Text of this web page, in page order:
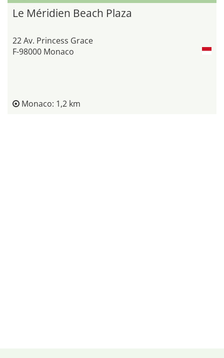
Le Méridien Beach Plaza
22 Av. Princess Grace
F-98000 Monaco
Monaco: 1,2 km